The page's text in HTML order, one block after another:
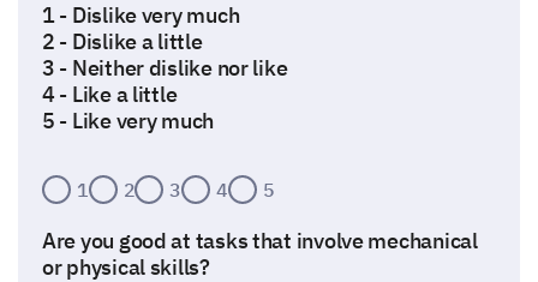
1 - Dislike very much
2 - Dislike a little
3 - Neither dislike nor like
4 - Like a little
5 - Like very much
1 2 3 4 5
Are you good at tasks that involve mechanical
or physical skills?